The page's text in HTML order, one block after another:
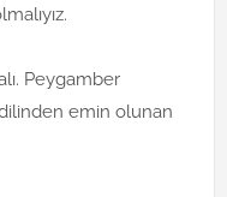
Peygamber
emin olunan